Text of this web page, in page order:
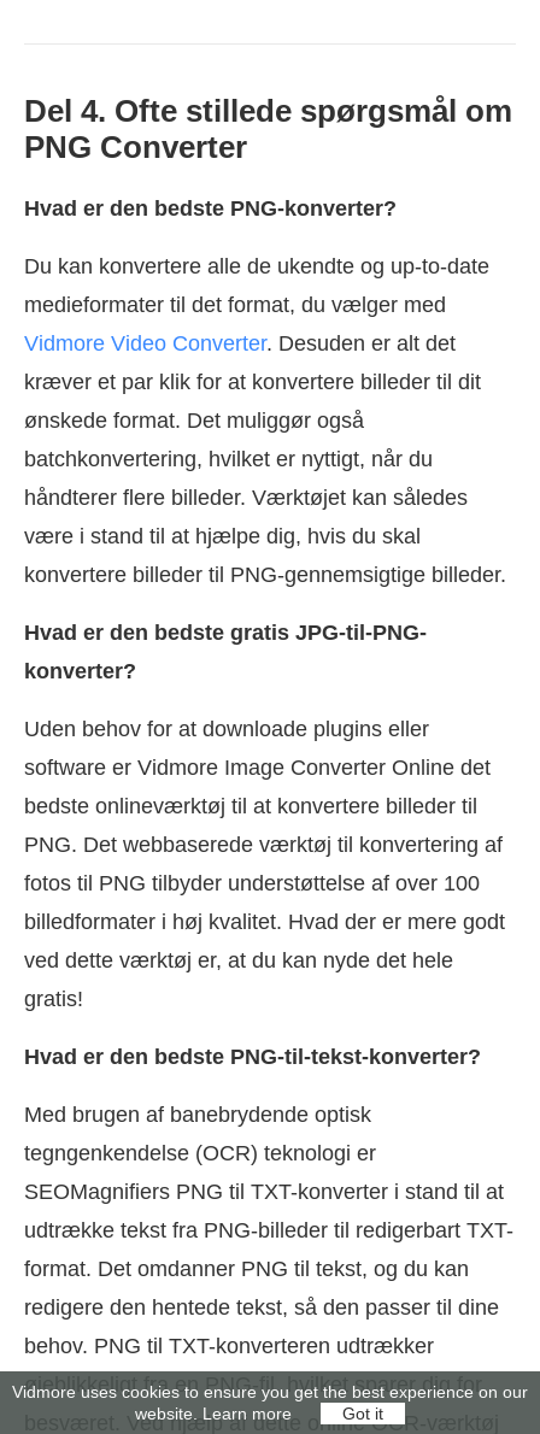
Del 4. Ofte stillede spørgsmål om
PNG Converter
Hvad er den bedste PNG-konverter?
Du kan konvertere alle de ukendte og up-to-date
medieformater til det format, du vælger med
Vidmore Video Converter. Desuden er alt det
kræver et par klik for at konvertere billeder til dit
ønskede format. Det muliggør også
batchkonvertering, hvilket er nyttigt, når du
håndterer flere billeder. Værktøjet kan således
være i stand til at hjælpe dig, hvis du skal
konvertere billeder til PNG-gennemsigtige billeder.
Hvad er den bedste gratis JPG-til-PNG-
konverter?
Uden behov for at downloade plugins eller
software er Vidmore Image Converter Online det
bedste onlineværktøj til at konvertere billeder til
PNG. Det webbaserede værktøj til konvertering af
fotos til PNG tilbyder understøttelse af over 100
billedformater i høj kvalitet. Hvad der er mere godt
ved dette værktøj er, at du kan nyde det hele
gratis!
Hvad er den bedste PNG-til-tekst-konverter?
Med brugen af banebrydende optisk
tegngenkendelse (OCR) teknologi er
SEOMagnifiers PNG til TXT-konverter i stand til at
udtrække tekst fra PNG-billeder til redigerbart TXT-
format. Det omdanner PNG til tekst, og du kan
redigere den hentede tekst, så den passer til dine
behov. PNG til TXT-konverteren udtrækker
øjeblikkeligt fra en PNG-fil, hvilket sparer dig for
besværet. Ved hjælp af dette online OCR-værktøj
Vidmore uses cookies to ensure you get the best experience on our
website. Learn more Got it